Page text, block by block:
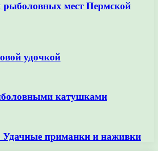
рыболовных мест Пермской
удочкой
катушками
Удачные приманки и наживки